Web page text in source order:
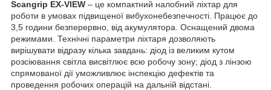
Scangrip EX-VIEW – це компактний налобний ліхтар для
роботи в умовах підвищеної вибухонебезпечності. Працює до
3,5 години безперервно, від акумулятора. Оснащений двома
режимами. Технічні параметри ліхтаря дозволяють
вирішувати відразу кілька завдань: діод із великим кутом
розсіювання світла висвітлює всю робочу зону; діод з лінзою
спрямованої дії уможливлює інспекцію дефектів та
проведення робочих операцій на дальній відстані.